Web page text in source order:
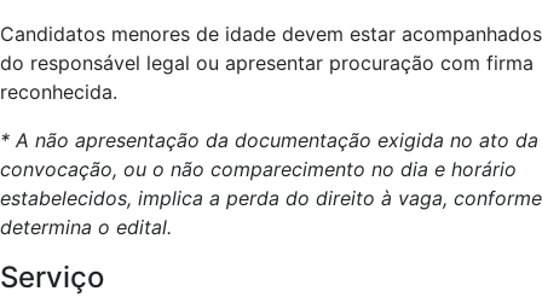
Candidatos menores de idade devem estar acompanhados
do responsável legal ou apresentar procuração com firma
reconhecida.
* A não apresentação da documentação exigida no ato da
convocação, ou o não comparecimento no dia e horário
estabelecidos, implica a perda do direito à vaga, conforme
determina o edital.
Serviço